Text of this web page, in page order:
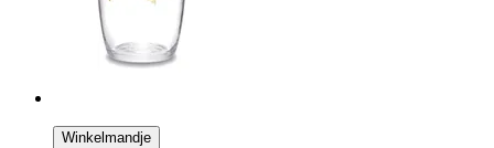
Winkelmandje